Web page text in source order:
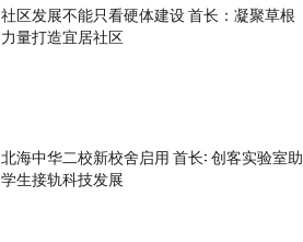
社区发展不能只看硬体建设 首长：凝聚草根
力量打造宜居社区
北海中华二校新校舍启用 首长: 创客实验室助
学生接轨科技发展